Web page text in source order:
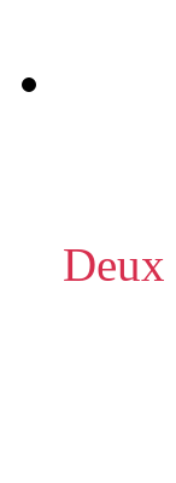
Deux